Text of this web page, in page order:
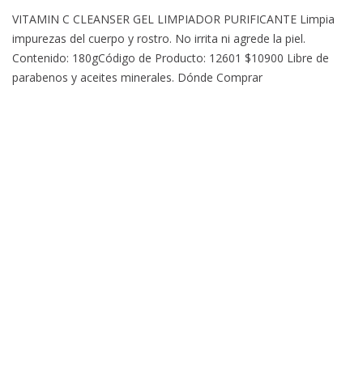
VITAMIN C CLEANSER GEL LIMPIADOR PURIFICANTE Limpia
impurezas del cuerpo y rostro. No irrita ni agrede la piel.
Contenido: 180gCódigo de Producto: 12601 $10900 Libre de
parabenos y aceites minerales. Dónde Comprar